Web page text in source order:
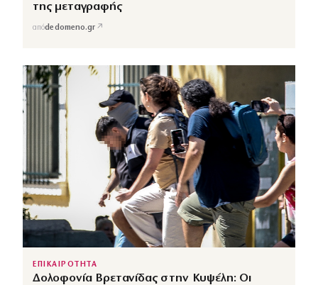
της μεταγραφής
απόdedomeno.gr ↗
ΕΠΙΚΑΙΡΟΤΗΤΑ
Δολοφονία Βρετανίδας στην Κυψέλη: Οι